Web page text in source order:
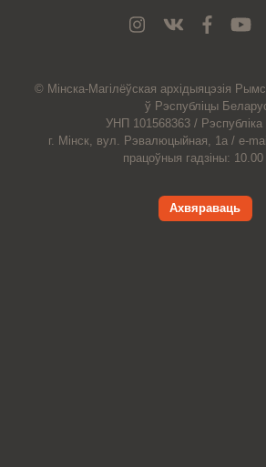
© Мiнска-Магiлёўская архiдыяцэзiя
ў Рэспубліцы
УНП 101568363 /
г. Мінск, вул. Рэвалюцыйная, 1а / e-
працоўныя гадзіны:
Ахвяраваць